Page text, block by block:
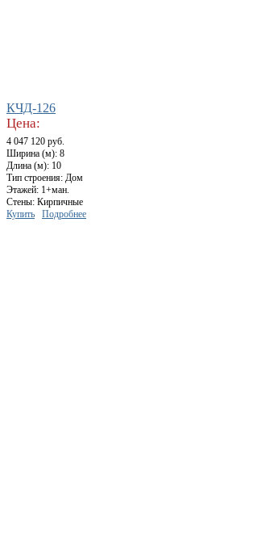
КЧД-126
Цена:
4 047 120 руб.
Ширина (м): 8
Длина (м): 10
Тип строения: Дом
Этажей: 1+ман.
Стены: Кирпичные
Купить
Подробнее